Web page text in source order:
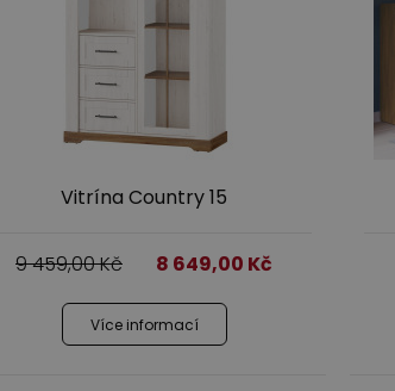
Vitrína Country 15
9 459,00Kč 8 649,00 Kč
Více informací